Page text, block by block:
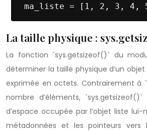
ma_liste = [1, 2, 3, 4, 5]
La taille physique :
La fonction `sys.getsizeof()` du
déterminer la taille physique d’un
exprimée en octets. Contrairement à
nombre d’éléments,
d’espace occupée par l’objet liste
métadonnées et les pointeurs vers